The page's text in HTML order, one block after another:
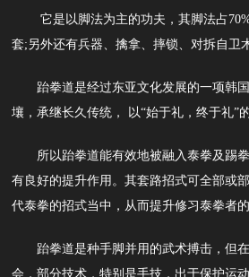
它是以脚法为主的功夫，其脚法占70%
套;另外还有兵器、擒拿、摔锁、对拆自卫
跆拳道是经过东亚文化发展的一项韩国
壤，承继长久传统， 以“始于礼，终于礼”
所以跆拳道能有效地被融入泰拳及踢拳
有良好的提升作用。其套路招式可全部或
代泰拳的招式当中，从而提升修习泰拳者的
跆拳道是种手脚并用的武术搏击，但在
会，部分技术，特别是手技，出于保护运